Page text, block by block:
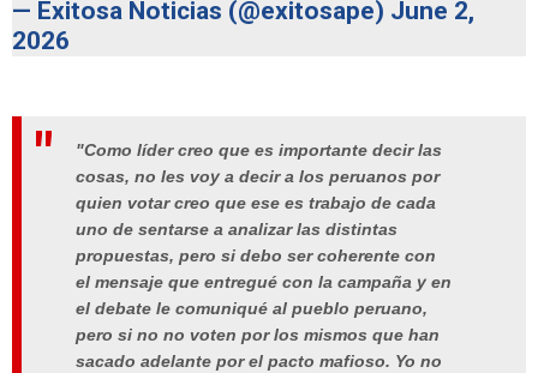
— Exitosa Noticias (@exitosape) June 2,
2026
"Como líder creo que es importante decir las
cosas, no les voy a decir a los peruanos por
quien votar creo que ese es trabajo de cada
uno de sentarse a analizar las distintas
propuestas, pero si debo ser coherente con
el mensaje que entregué con la campaña y en
el debate le comuniqué al pueblo peruano,
pero si no no voten por los mismos que han
sacado adelante por el pacto mafioso. Yo no